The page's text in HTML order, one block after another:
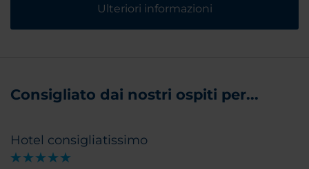
Ulteriori informazioni
Consigliato dai nostri ospiti per...
Hotel consigliatissimo